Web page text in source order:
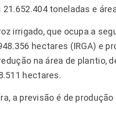
toneladas e
irrigado, que ocupa a
hectares (IRGA) e
na área de plantio,
hectares.
a previsão é de